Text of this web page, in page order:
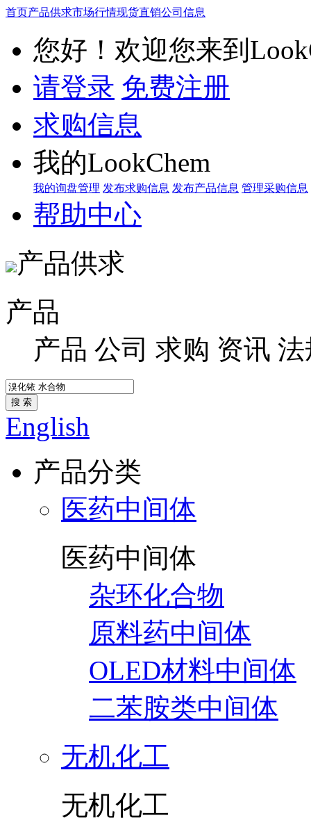
首页产品供求市场行情现货直销公司信息
您好！欢迎您来到
请登录 免费注册
求购信息
我的LookChem
我的询盘管理 发布求购信息 发布产品信息 管理采购信息
帮助中心
产品供求
产品
产品 公司 求购 资讯 法
搜 索
English
产品分类
医药中间体
医药中间体
杂环化合物
原料药中间体
OLED材料中间体
二苯胺类中间体
无机化工
无机化工